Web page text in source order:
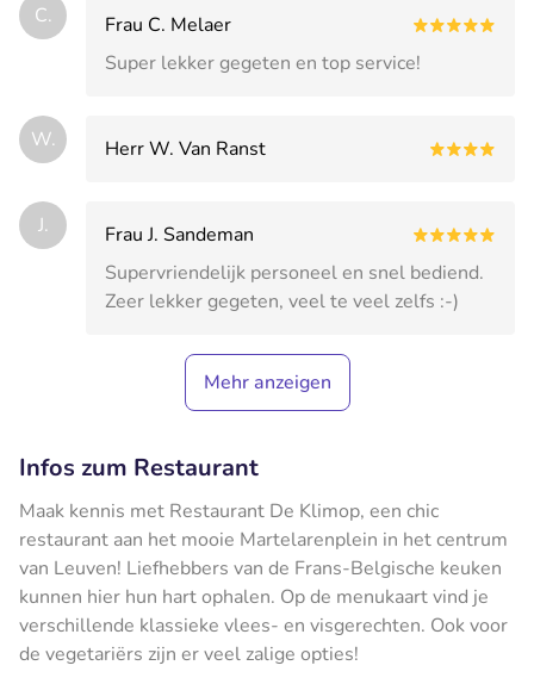
C.
Frau C. Melaer
Super lekker gegeten en top service!
W. Herr W. Van Ranst
J.
Frau J. Sandeman
Supervriendelijk personeel en snel bediend.
Zeer lekker gegeten, veel te veel zelfs :-)
Mehr anzeigen
Infos zum Restaurant
Maak kennis met Restaurant De Klimop, een chic
restaurant aan het mooie Martelarenplein in het centrum
van Leuven! Liefhebbers van de Frans-Belgische keuken
kunnen hier hun hart ophalen. Op de menukaart vind je
verschillende klassieke vlees- en visgerechten. Ook voor
de vegetariërs zijn er veel zalige opties!